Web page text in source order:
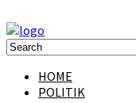
HOME
POLITIK